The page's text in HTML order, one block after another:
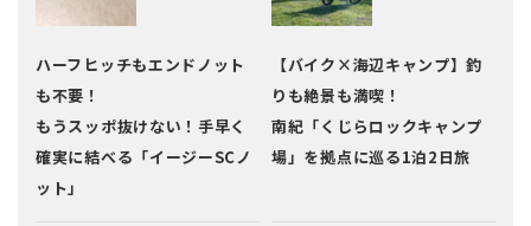
ハーフヒッチもエンドノット
も不要！
もうスッポ抜けない！手早く
確実に結べる「イージーSCノ
ット」
【バイク×海辺キャンプ】釣
りも絶景も満喫！
南紀「くじらロックキャンプ
場」を拠点に巡る1泊2日旅